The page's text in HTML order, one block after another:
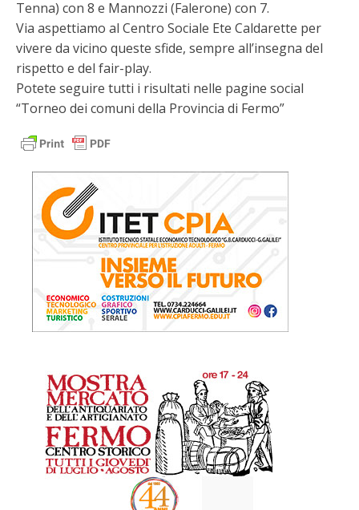
Tenna) con 8 e Mannozzi (Falerone) con 7.
Via aspettiamo al Centro Sociale Ete Caldarette per
vivere da vicino queste sfide, sempre all’insegna del
rispetto e del fair-play.
Potete seguire tutti i risultati nelle pagine social
“Torneo dei comuni della Provincia di Fermo”